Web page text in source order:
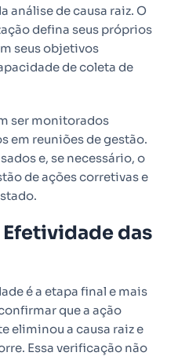
análise de causa raiz. O
defina seus próprios
seus objetivos
de coleta de
ser monitorados
em reuniões de gestão.
e, se necessário, o
de ações corretivas e
das
é a etapa final e mais
que a ação
eliminou a causa raiz e
Essa verificação não